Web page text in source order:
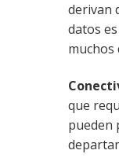
derivan
datos
que
pueden